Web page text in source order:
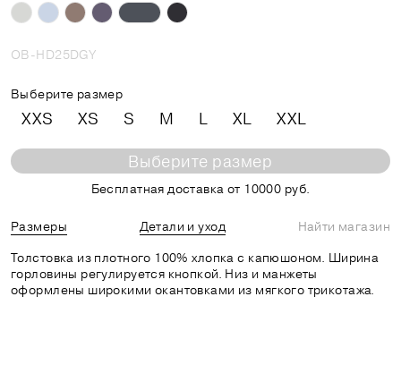
OB-HD25DGY
Выберите размер
XXS XS S M L XL XXL
Выберите размер
Бесплатная доставка от 10000 руб.
Размеры Детали и уход
Найти магазин
Толстовка из плотного 100% хлопка с капюшоном. Ширина
горловины регулируется кнопкой. Низ и манжеты
оформлены широкими окантовками из мягкого трикотажа.